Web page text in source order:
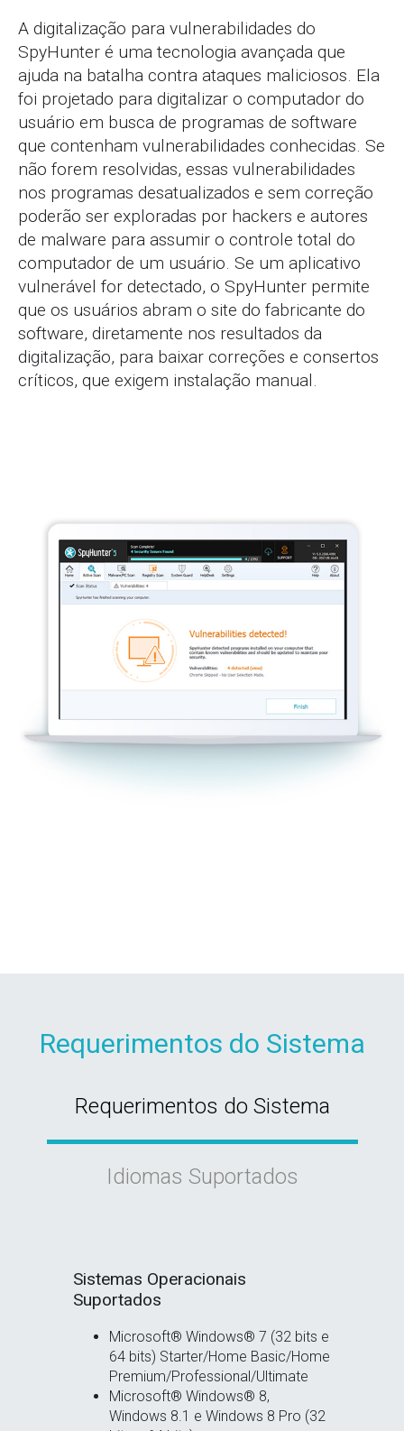
A digitalização para vulnerabilidades do
SpyHunter é uma tecnologia avançada que
ajuda na batalha contra ataques maliciosos. Ela
foi projetado para digitalizar o computador do
usuário em busca de programas de software
que contenham vulnerabilidades conhecidas. Se
não forem resolvidas, essas vulnerabilidades
nos programas desatualizados e sem correção
poderão ser exploradas por hackers e autores
de malware para assumir o controle total do
computador de um usuário. Se um aplicativo
vulnerável for detectado, o SpyHunter permite
que os usuários abram o site do fabricante do
software, diretamente nos resultados da
digitalização, para baixar correções e consertos
críticos, que exigem instalação manual.
Requerimentos do Sistema
Requerimentos do Sistema
Idiomas Suportados
Sistemas Operacionais
Suportados
Microsoft® Windows® 7 (32 bits e
64 bits) Starter/Home Basic/Home
Premium/Professional/Ultimate
Microsoft® Windows® 8,
Windows 8.1 e Windows 8 Pro (32